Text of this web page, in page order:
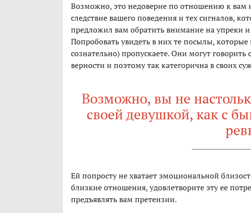
Возможно, это недоверие по отношению к
следствие вашего поведения и тех сигналов,
предложил вам обратить внимание на упреки
Попробовать увидеть в них те посылы,
сознательно) пропускаете. Они могут
верности и поэтому так категорична в своих
Возможно, вы не
своей девушкой, как с
Ей попросту не хватает эмоциональной
близкие отношения, удовлетворите эту ее
предъявлять вам претензии.